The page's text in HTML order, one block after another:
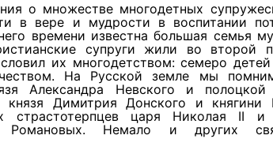
о множестве многодетных
в вере и мудрости в воспитании
времени известна большая семья
супруги жили во второй
их многодетством: семеро
На Русской земле мы
Александра Невского и
князя Димитрия Донского и княгини
страстотерпцев царя Николая II и
Романовых. Немало и других